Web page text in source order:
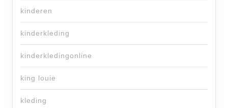
kinderen
kinderkleding
kinderkledingonline
king louie
kleding